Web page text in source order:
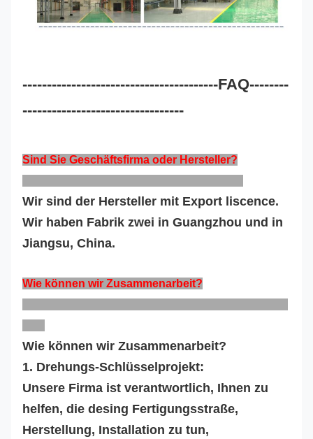
----------------------------------------FAQ--------
---------------------------------
Sind Sie Geschäftsfirma oder Hersteller?
Wir sind der Hersteller mit Export liscence.
Wir haben Fabrik zwei in Guangzhou und in
Jiangsu, China.
Wie können wir Zusammenarbeit?
Wie können wir Zusammenarbeit?
1. Drehungs-Schlüsselprojekt:
Unsere Firma ist verantwortlich, Ihnen zu
helfen, die desing Fertigungsstraße,
Herstellung, Installation zu tun,